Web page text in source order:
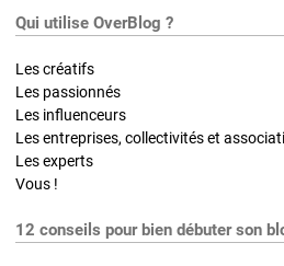
Qui utilise OverBlog ?
Les créatifs
Les passionnés
Les influenceurs
Les entreprises, collectivités et
Les experts
Vous !
12 conseils pour bien débuter son